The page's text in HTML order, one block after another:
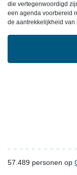
die vertegenwoordigd
een agenda voorbereid
de aantrekkelijkheid van
57.489 personen op